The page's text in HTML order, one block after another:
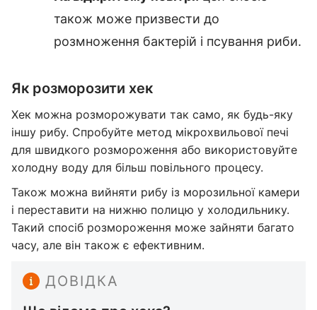
також може призвести до
розмноження бактерій і псування риби.
Як розморозити хек
Хек можна розморожувати так само, як будь-яку
іншу рибу. Спробуйте метод мікрохвильової печі
для швидкого розмороження або використовуйте
холодну воду для більш повільного процесу.
Також можна вийняти рибу із морозильної камери
і переставити на нижню полицю у холодильнику.
Такий спосіб розмороження може зайняти багато
часу, але він також є ефективним.
ДОВІДКА